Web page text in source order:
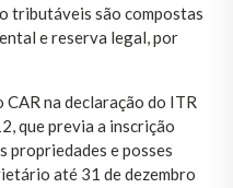
tributáveis são compostas
e reserva legal, por
na declaração do ITR
que previa a inscrição
propriedades e posses
até 31 de dezembro